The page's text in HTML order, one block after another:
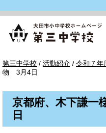
三
現
在
位
置：
第三中学校 / 活動紹介 / 令和７年
物 3月4日
京都府、木下謙
日